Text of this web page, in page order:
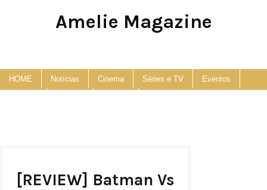
Amelie Magazine
HOME Notícias Cinema Séries e TV Eventos
[REVIEW] Batman Vs